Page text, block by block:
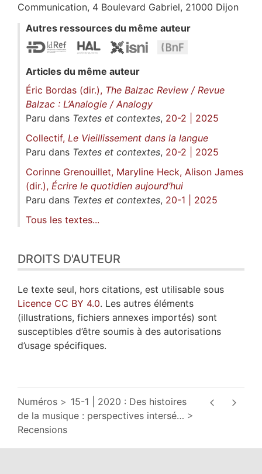
Communication, 4 Boulevard Gabriel, 21000 Dijon
Autres ressources du même auteur
Articles du même auteur
Éric Bordas (dir.), The Balzac Review / Revue
Balzac : L’Analogie / Analogy
Paru dans Textes et contextes, 20-2 | 2025
Collectif, Le Vieillissement dans la langue
Paru dans Textes et contextes, 20-2 | 2025
Corinne Grenouillet, Maryline Heck, Alison James
(dir.), Écrire le quotidien aujourd’hui
Paru dans Textes et contextes, 20-1 | 2025
Tous les textes...
DROITS D'AUTEUR
Le texte seul, hors citations, est utilisable sous
Licence CC BY 4.0. Les autres éléments
(illustrations, fichiers annexes importés) sont
susceptibles d’être soumis à des autorisations
d’usage spécifiques.
Numéros
15-1 | 2020 : Des histoires
de la musique : perspectives intersé…
Recensions